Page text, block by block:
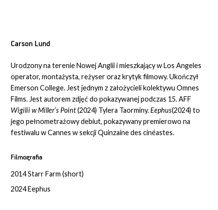
Carson Lund
Urodzony na terenie Nowej Anglii i mieszkający w Los Angeles
operator, montażysta, reżyser oraz krytyk filmowy. Ukończył
Emerson College. Jest jednym z założycieli kolektywu Omnes
Films. Jest autorem zdjęć do pokazywanej podczas 15. AFF
Wigilii w Miller’s Point(2024) Tylera Taorminy.Eephus(2024) to
jego pełnometrażowy debiut, pokazywany premierowo na
festiwalu w Cannes w sekcji Quinzaine des cinéastes.
Filmografia
2014 Starr Farm (short)
2024 Eephus